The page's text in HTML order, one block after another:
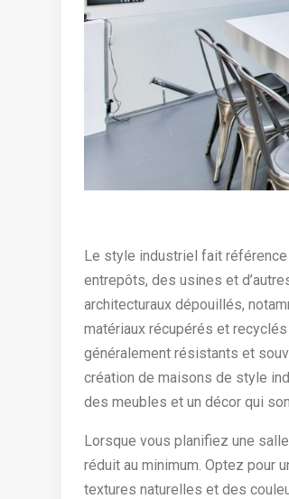
Le style industriel fait
entrepôts, des usines et
architecturaux dépouillés,
matériaux récupérés et
généralement résistants et
création de maisons de style
des meubles et un décor qui
Lorsque vous planifiez une
réduit au minimum. Optez pour
textures naturelles et des